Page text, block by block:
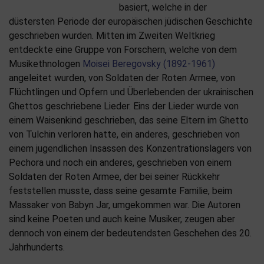
basiert, welche in der
düstersten Periode der europäischen jüdischen Geschichte
geschrieben wurden. Mitten im Zweiten Weltkrieg
entdeckte eine Gruppe von Forschern, welche von dem
Musikethnologen Moisei Beregovsky (1892-1961)
angeleitet wurden, von Soldaten der Roten Armee, von
Flüchtlingen und Opfern und Überlebenden der ukrainischen
Ghettos geschriebene Lieder. Eins der Lieder wurde von
einem Waisenkind geschrieben, das seine Eltern im Ghetto
von Tulchin verloren hatte, ein anderes, geschrieben von
einem jugendlichen Insassen des Konzentrationslagers von
Pechora und noch ein anderes, geschrieben von einem
Soldaten der Roten Armee, der bei seiner Rückkehr
feststellen musste, dass seine gesamte Familie, beim
Massaker von Babyn Jar, umgekommen war. Die Autoren
sind keine Poeten und auch keine Musiker, zeugen aber
dennoch von einem der bedeutendsten Geschehen des 20.
Jahrhunderts.